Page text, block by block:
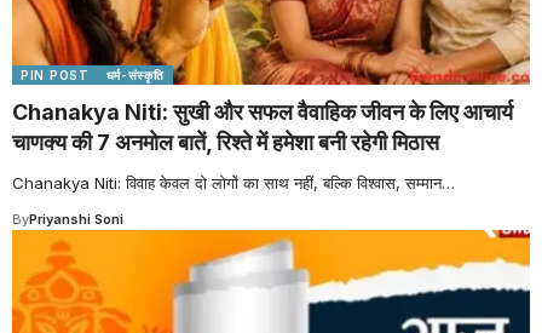
PIN POST धर्म-संस्कृति
Chanakya Niti: सुखी और सफल वैवाहिक जीवन के लिए आचार्य
चाणक्य की 7 अनमोल बातें, रिश्ते में हमेशा बनी रहेगी मिठास
Chanakya Niti: विवाह केवल दो लोगों का साथ नहीं, बल्कि विश्वास, सम्मान…
ByPriyanshi Soni